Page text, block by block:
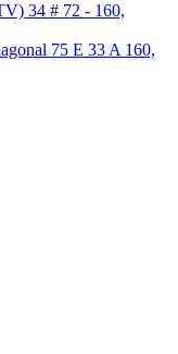
34 # 72 - 160,
75 E 33 A 160,